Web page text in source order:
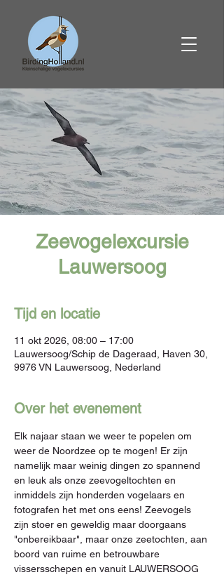
Zeevogelexcursie
Lauwersoog
Tijd en locatie
11 okt 2026, 08:00 – 17:00
Lauwersoog/Schip de Dageraad, Haven 30,
9976 VN Lauwersoog, Nederland
Over het evenement
Elk najaar staan we weer te popelen om
weer de Noordzee op te mogen! Er zijn
namelijk maar weinig dingen zo spannend
en leuk als onze zeevogeltochten en
inmiddels zijn honderden vogelaars en
fotografen het met ons eens! Zeevogels
zijn stoer en geweldig maar doorgaans
"onbereikbaar", maar onze zeetochten, aan
boord van ruime en betrouwbare
vissersschepen en vanuit LAUWERSOOG